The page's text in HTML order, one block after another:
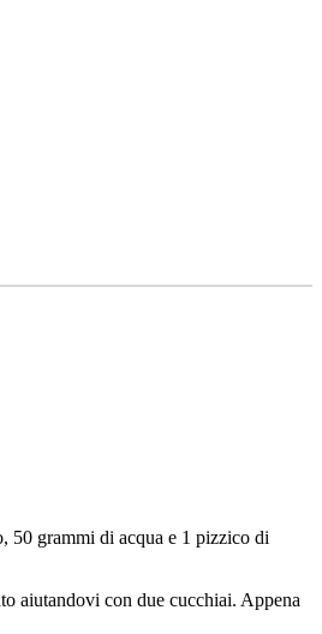
50 grammi di acqua e 1 pizzico di
aiutandovi con due cucchiai. Appena